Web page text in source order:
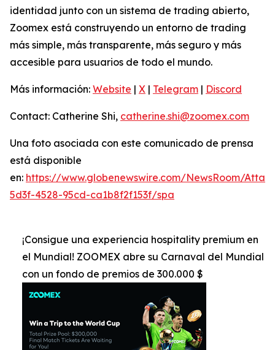
identidad junto con un sistema de trading abierto,
Zoomex está construyendo un entorno de trading
más simple, más transparente, más seguro y más
accesible para usuarios de todo el mundo.
Más información: Website | X | Telegram | Discord
Contact: Catherine Shi, catherine.shi@zoomex.com
Una foto asociada con este comunicado de prensa
está disponible
en: https://www.globenewswire.com/NewsRoom/
5d3f-4528-95cd-ca1b8f2f153f/spa
¡Consigue una experiencia hospitality premium en
el Mundial! ZOOMEX abre su Carnaval del Mundial
con un fondo de premios de 300.000 $